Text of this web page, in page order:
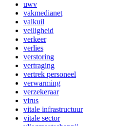
uwv
vakmedianet
valkuil
veiligheid
verkeer
verlies
verstoring
vertraging
vertrek personeel
verwarming
verzekeraar
virus
vitale infrastructuur
vitale sector